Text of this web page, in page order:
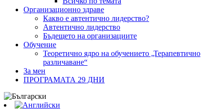
Организационно здраве
Какво е автентично лидерство?
Автентично лидерство
Бъдещето на организациите
Обучение
Теоретично ядро на обучението „Терапевтично
различаване“
За мен
ПРОГРАМАТА 29 ДНИ